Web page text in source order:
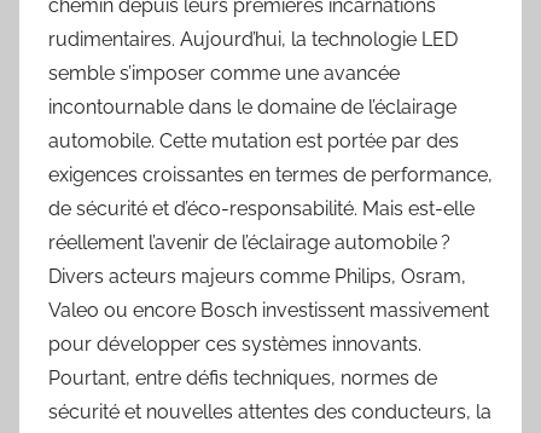
chemin depuis leurs premières incarnations
rudimentaires. Aujourd’hui, la technologie LED
semble s’imposer comme une avancée
incontournable dans le domaine de l’éclairage
automobile. Cette mutation est portée par des
exigences croissantes en termes de performance,
de sécurité et d’éco-responsabilité. Mais est-elle
réellement l’avenir de l’éclairage automobile ?
Divers acteurs majeurs comme Philips, Osram,
Valeo ou encore Bosch investissent massivement
pour développer ces systèmes innovants.
Pourtant, entre défis techniques, normes de
sécurité et nouvelles attentes des conducteurs, la